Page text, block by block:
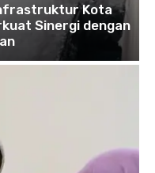
Kota
Sinergi dengan